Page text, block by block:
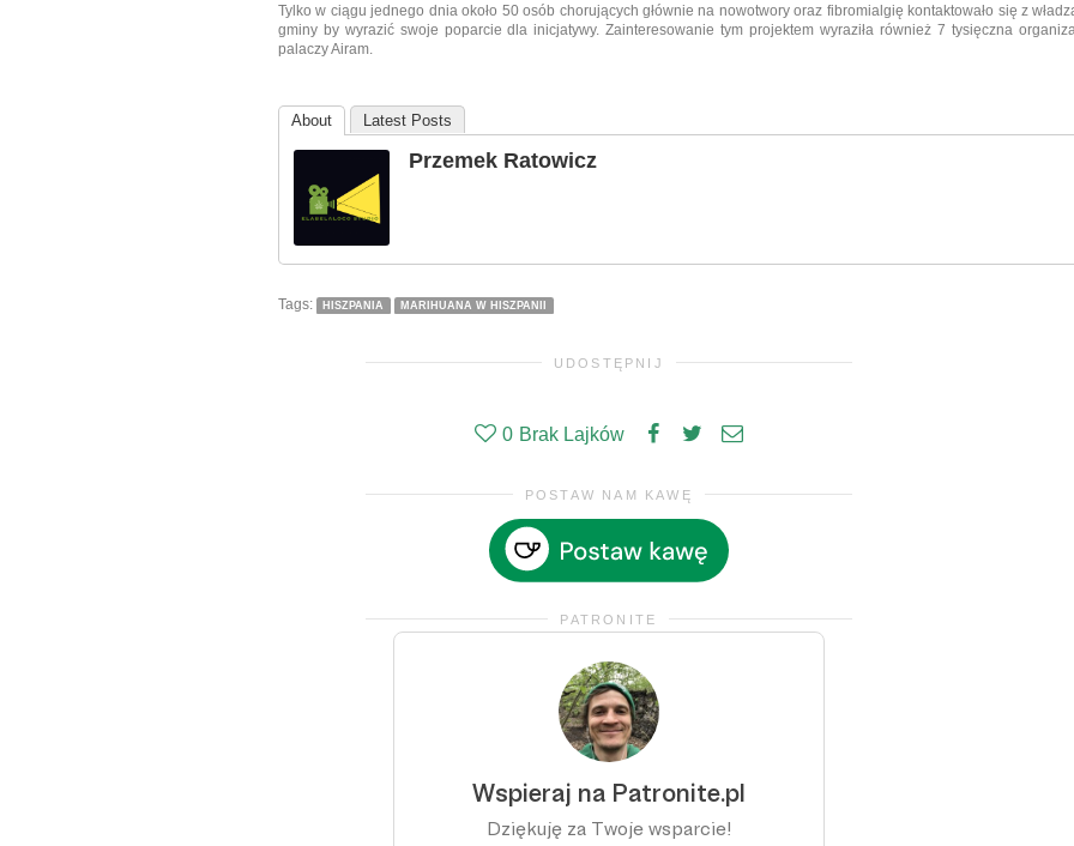
Tylko w ciągu jednego dnia około 50 osób chorujących głównie na nowotwory oraz fibromialgię kontaktowało się z
gminy by wyrazić swoje poparcie dla inicjatywy. Zainteresowanie tym projektem wyraziła również 7 tysięczna
palaczy Airam.
About Latest Posts
Przemek Ratowicz
Tags: HISZPANIA MARIHUANA W HISZPANII
UDOSTĘPNIJ
0 Brak Lajków
POSTAW NAM KAWĘ
PATRONITE